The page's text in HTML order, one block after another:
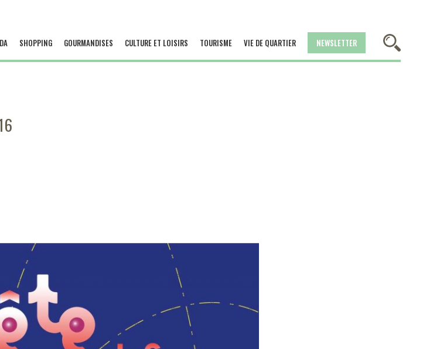
SHOPPING GOURMANDISES CULTURE ET LOISIRS TOURISME VIE DE QUARTIER NEWSLETTER